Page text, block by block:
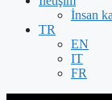
İnsan
TR
EN
IT
FR